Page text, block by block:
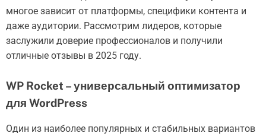
многое зависит от платформы, специфики контента и
даже аудитории. Рассмотрим лидеров, которые
заслужили доверие профессионалов и получили
отличные отзывы в 2025 году.
WP Rocket – универсальный оптимизатор
для WordPress
Один из наиболее популярных и стабильных вариантов